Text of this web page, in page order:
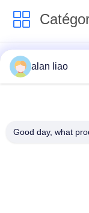
Connecteur
imperméable
imperméable de
alan liao
Good day, what